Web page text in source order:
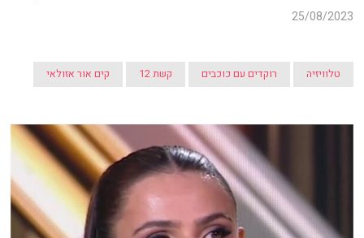
25/08/2023
טלוויזיה רוקדים עם כוכבים קשת 12 קים אור אזולאי